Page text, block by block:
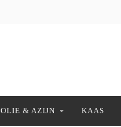
OLIE & AZIJN KAAS